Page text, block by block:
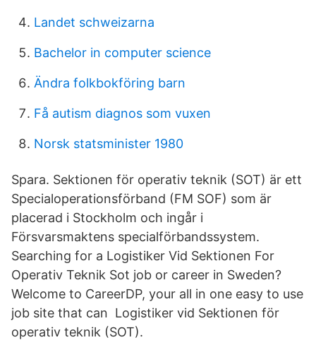
Landet schweizarna
Bachelor in computer science
Ändra folkbokföring barn
Få autism diagnos som vuxen
Norsk statsminister 1980
Spara. Sektionen för operativ teknik (SOT) är ett
Specialoperationsförband (FM SOF) som är
placerad i Stockholm och ingår i
Försvarsmaktens specialförbandssystem.
Searching for a Logistiker Vid Sektionen For
Operativ Teknik Sot job or career in Sweden?
Welcome to CareerDP, your all in one easy to use
job site that can Logistiker vid Sektionen för
operativ teknik (SOT).